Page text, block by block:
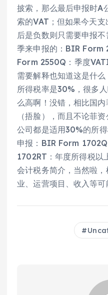
披索，那么最后申报时A
索的VAT；但如果今天
后是负数则只需要申报
季来申报的：BIR Form
Form 2550Q：季度
需要解释也知道这是什
所得税率是30%，很多
么高啊！没错，相比国
（捂脸），而且不论菲
公司都是适用30%的所
申报：BIR Form
1702RT：年度所得税以
会计税务简介，当然啦
业、运营项目、收入等可